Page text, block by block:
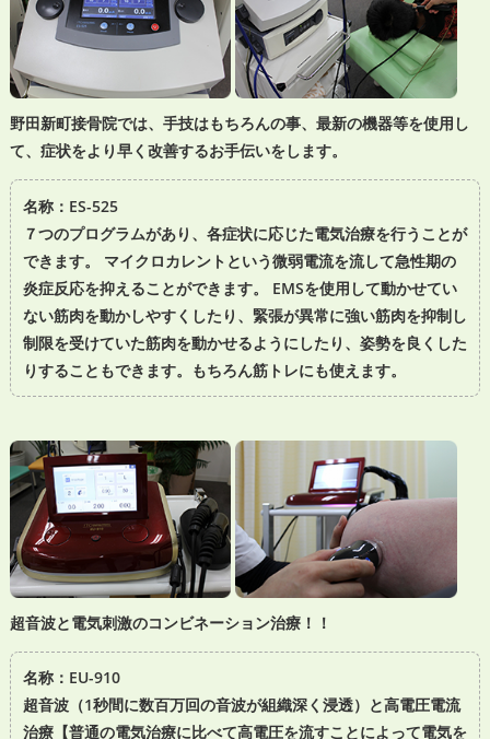
野田新町接骨院では、手技はもちろんの事、最新の機器等を使用し
て、症状をより早く改善するお手伝いをします。
名称：ES-525
７つのプログラムがあり、各症状に応じた電気治療を行うことが
できます。 マイクロカレントという微弱電流を流して急性期の
炎症反応を抑えることができます。 EMSを使用して動かせてい
ない筋肉を動かしやすくしたり、緊張が異常に強い筋肉を抑制し
制限を受けていた筋肉を動かせるようにしたり、姿勢を良くした
りすることもできます。もちろん筋トレにも使えます。
超音波と電気刺激のコンビネーション治療！！
名称：EU-910
超音波（1秒間に数百万回の音波が組織深く浸透）と高電圧電流
治療【普通の電気治療に比べて高電圧を流すことによって電気を